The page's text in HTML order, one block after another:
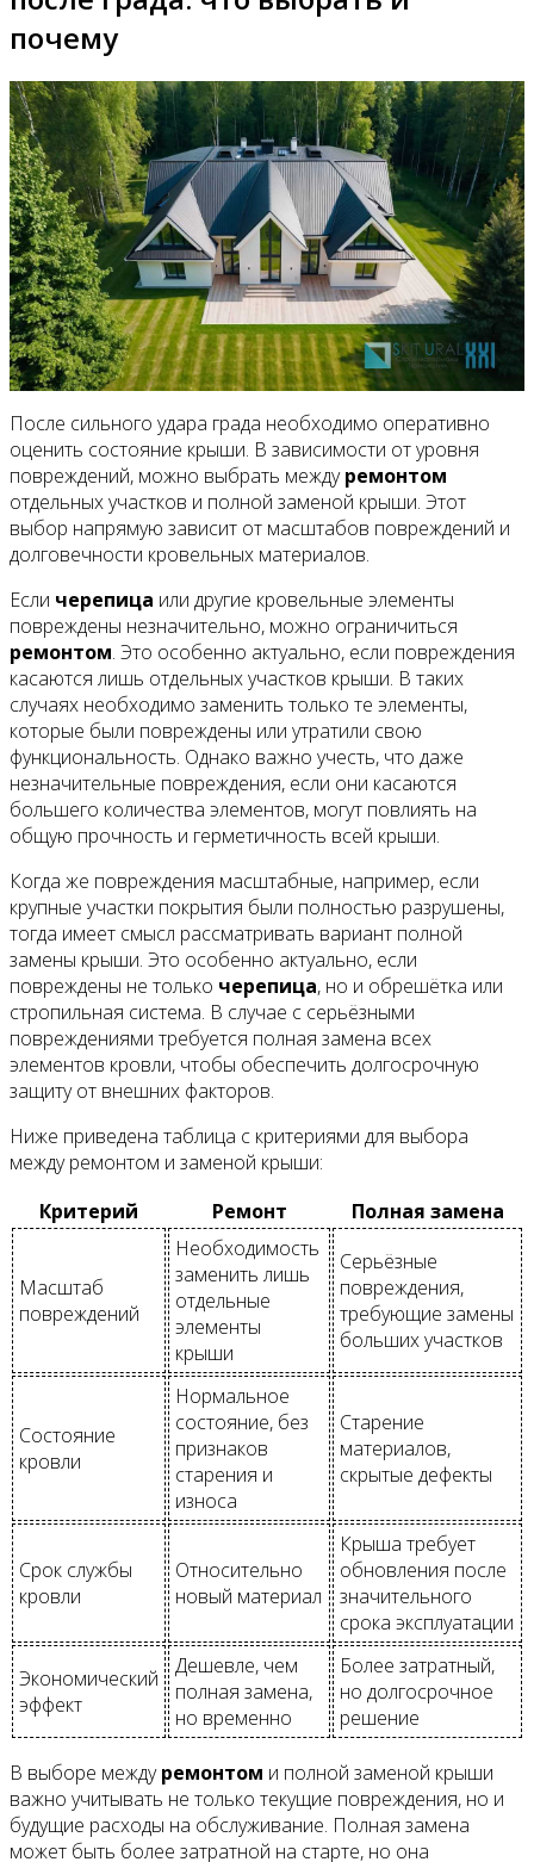
почему
После сильного удара града необходимо оперативно
оценить состояние крыши. В зависимости от уровня
повреждений, можно выбрать междуремонтом
отдельных участков и полной заменой крыши. Этот
выбор напрямую зависит от масштабов повреждений и
долговечности кровельных материалов.
Если черепица или другие кровельные элементы
повреждены незначительно, можно ограничиться
ремонтом. Это особенно актуально, если повреждения
касаются лишь отдельных участков крыши. В таких
случаях необходимо заменить только те элементы,
которые были повреждены или утратили свою
функциональность. Однако важно учесть, что даже
незначительные повреждения, если они касаются
большего количества элементов, могут повлиять на
общую прочность и герметичность всей крыши.
Когда же повреждения масштабные, например, если
крупные участки покрытия были полностью разрушены,
тогда имеет смысл рассматривать вариант полной
замены крыши. Это особенно актуально, если
повреждены не только черепица, но и обрешётка или
стропильная система. В случае с серьёзными
повреждениями требуется полная замена всех
элементов кровли, чтобы обеспечить долгосрочную
защиту от внешних факторов.
Ниже приведена таблица с критериями для выбора
между ремонтом и заменой крыши:
Критерий
Ремонт Полная замена
Масштаб
повреждений
Необходимость
заменить лишь
отдельные
элементы
крыши
Серьёзные
повреждения,
требующие замены
больших участков
Состояние
кровли
Нормальное
состояние, без
признаков
старения и
износа
Старение
материалов,
скрытые дефекты
Срок службы
кровли
Относительно
новый материал
Крыша требует
обновления после
значительного
срока эксплуатации
Экономический
эффект
Дешевле, чем
полная замена,
но временно
Более затратный,
но долгосрочное
решение
В выборе междуремонтом и полной заменой крыши
важно учитывать не только текущие повреждения, но и
будущие расходы на обслуживание. Полная замена
может быть более затратной на старте, но она